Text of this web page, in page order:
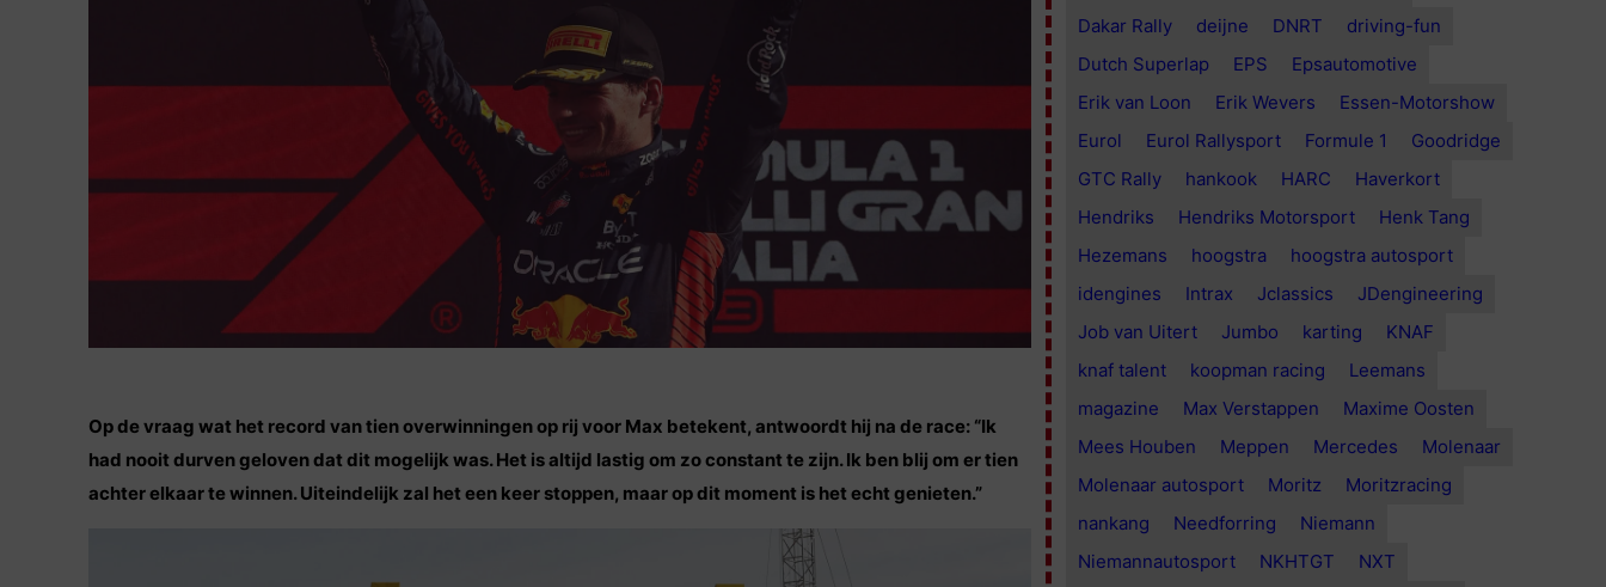
Op de vraag wat het record van tien overwinningen op rij voor Max betekent, antwoordt hij na de race: “Ik
had nooit durven geloven dat dit mogelijk was. Het is altijd lastig om zo constant te zijn. Ik ben blij om er tien
achter elkaar te winnen. Uiteindelijk zal het een keer stoppen, maar op dit moment is het echt genieten.”
Dakar Rally
deijne DNRT
driving-fun
Dutch Superlap
EPS
Epsautomotive
Erik van Loon
Erik Wevers
Essen-Motorshow
Eurol
Eurol Rallysport Formule 1
Goodridge
GTC Rally
hankook HARC
Haverkort
Hendriks
Hendriks Motorsport
Henk Tang
Hezemans
hoogstra
hoogstra autosport
idengines
Intrax Jclassics
JDengineering
Job van Uitert
Jumbo karting
KNAF
knaf talent
koopman racing
Leemans
magazine
Max Verstappen
Maxime Oosten
Mees Houben
Meppen Mercedes
Molenaar
Molenaar autosport
Moritz
Moritzracing
nankang
Needforring
Niemann
Niemannautosport
NKHTGT
NXT